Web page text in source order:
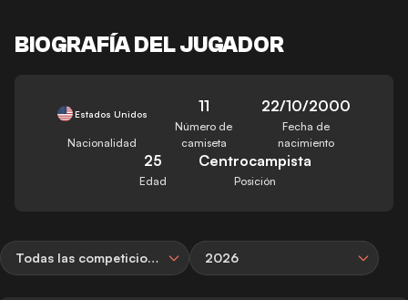
BIOGRAFÍA DEL JUGADOR
Estados Unidos
Nacionalidad
11
Número de
camiseta
22/10/2000
Fecha de
nacimiento
25
Edad
Centrocampista
Posición
Todas las competiciones 2026